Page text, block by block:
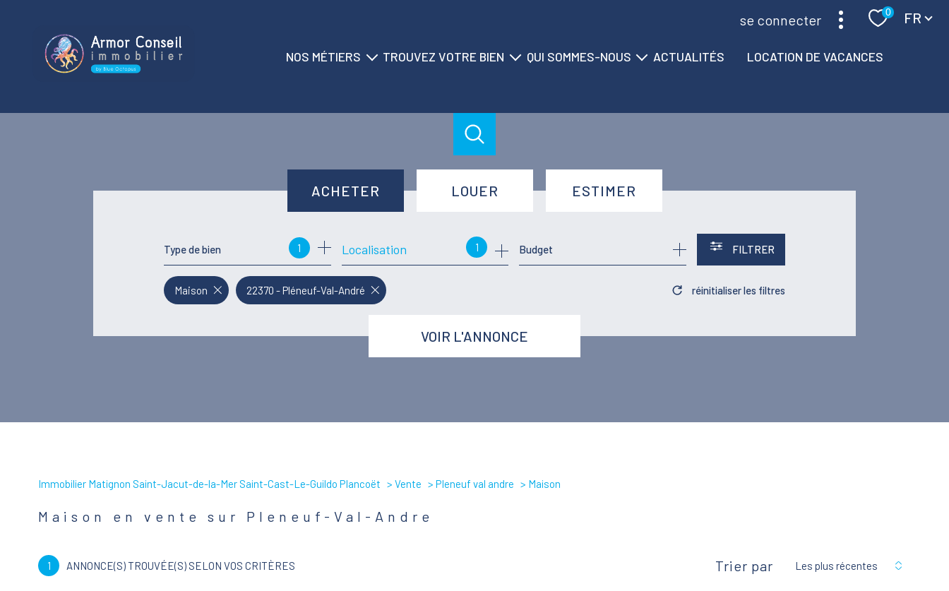
se connecter 0 FR
NOS MÉTIERS
location
gestion
syndic
TROUVEZ VOTRE BIEN
nos biens à la location
nos locations saisonnières
QUI SOMMES-NOUS
nos agences
nos partenaires
ACTUALITÉS LOCATION DE VACANCES
ACHETER
de l'ancien
de l'immo pro
LOUER
à l'année
de l'immo pro
ESTIMER
Type de bien 1 1
Localisation Budget FILTRER
VOIR L'ANNONCE
Maison 22370 - Pléneuf-Val-André réinitialiser les filtres
Immobilier Matignon Saint-Jacut-de-la-Mer Saint-Cast-Le-Guildo Plancoët Vente Pleneuf val andre Maison
Maison en vente sur Pleneuf-Val-Andre
1 ANNONCE(S) TROUVÉE(S) SELON VOS CRITÈRES Trier par Les plus récentes